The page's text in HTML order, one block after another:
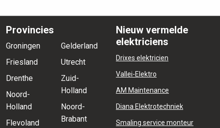
Provincies
Groningen
Friesland
Drenthe
Noord-
Holland
Flevoland
Gelderland
Utrecht
Zuid-
Holland
Noord-
Brabant
Nieuw vermelde
elektriciens
Drixes elektricien
Vallei-Elektro
AM Maintenance
Diana Elektrotechniek
Smaling service monteur